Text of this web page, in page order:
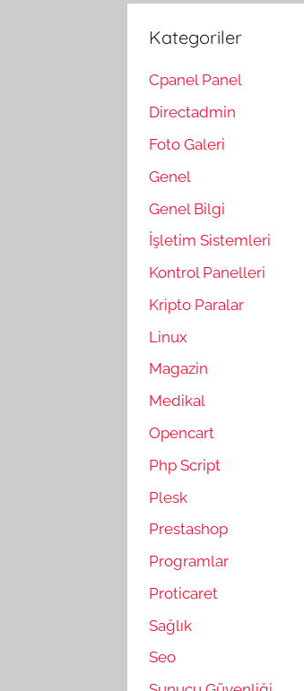
Kategoriler
Cpanel Panel
Directadmin
Foto Galeri
Genel
Genel Bilgi
İşletim Sistemleri
Kontrol Panelleri
Kripto Paralar
Linux
Magazin
Medikal
Opencart
Php Script
Plesk
Prestashop
Programlar
Proticaret
Sağlık
Seo